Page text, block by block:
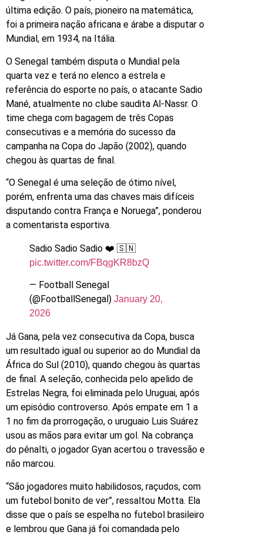
última edição. O país, pioneiro na matemática,
foi a primeira nação africana e árabe a disputar o
Mundial, em 1934, na Itália.
O Senegal também disputa o Mundial pela
quarta vez e terá no elenco a estrela e
referência do esporte no país, o atacante Sadio
Mané, atualmente no clube saudita Al-Nassr. O
time chega com bagagem de três Copas
consecutivas e a memória do sucesso da
campanha na Copa do Japão (2002), quando
chegou às quartas de final.
“O Senegal é uma seleção de ótimo nível,
porém, enfrenta uma das chaves mais difíceis
disputando contra França e Noruega”, ponderou
a comentarista esportiva.
Sadio Sadio Sadio ❤️ 🇸🇳
pic.twitter.com/FBqgKR8bzQ
— Football Senegal
(@FootballSenegal) January 20,
2026
Já Gana, pela vez consecutiva da Copa, busca
um resultado igual ou superior ao do Mundial da
África do Sul (2010), quando chegou às quartas
de final. A seleção, conhecida pelo apelido de
Estrelas Negra, foi eliminada pelo Uruguai, após
um episódio controverso. Após empate em 1 a
1 no fim da prorrogação, o uruguaio Luis Suárez
usou as mãos para evitar um gol. Na cobrança
do pênalti, o jogador Gyan acertou o travessão e
não marcou.
“São jogadores muito habilidosos, raçudos, com
um futebol bonito de ver”, ressaltou Motta. Ela
disse que o país se espelha no futebol brasileiro
e lembrou que Gana já foi comandada pelo